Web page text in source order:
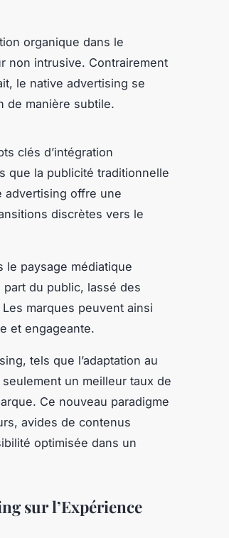
organique dans le
non intrusive. Contrairement
le native advertising se
de manière subtile.
clés d’intégration
que la publicité traditionnelle
advertising offre une
discrètes vers le
le paysage médiatique
du public, lassé des
marques peuvent ainsi
et engageante.
tels que l’adaptation au
un meilleur taux de
Ce nouveau paradigme
avides de contenus
optimisée dans un
sur l’Expérience